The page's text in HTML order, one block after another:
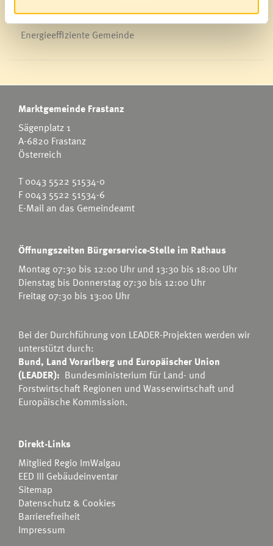
Energieeffiziente Gemeinde
Marktgemeinde Frastanz
Sägenplatz 1
A-6820 Frastanz
Österreich
T0043 5522 51534-0
F 0043 5522 51534-6
E-Mail an das Gemeindeamt
Öffnungszeiten Bürgerservice-Stelle im Rathaus
Montag 07:30 bis 12:00 Uhr und 13:30 bis 18:00 Uhr
Dienstag bis Donnerstag 07:30 bis 12:00 Uhr
Freitag 07:30 bis 13:00 Uhr
Bei der Durchführung von LEADER-Projekten werden wir
unterstützt durch:
Bund, Land Vorarlberg und Europäischer Union
(LEADER): Bundesministerium für Land- und
Forstwirtschaft Regionen und Wasserwirtschaft und
Europäische Kommission.
Direkt-Links
Mitglied Regio ImWalgau
EED III Gebäudeinventar
Sitemap
Datenschutz & Cookies
Barrierefreiheit
Impressum